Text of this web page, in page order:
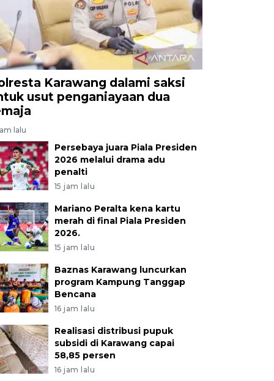
Karawang dalami saksi
usut penganiayaan dua
lalu
Persebaya juara Piala Presiden
2026 melalui drama adu
penalti
15 jam lalu
Mariano Peralta kena kartu
merah di final Piala Presiden
2026.
15 jam lalu
Baznas Karawang luncurkan
program Kampung Tanggap
Bencana
16 jam lalu
Realisasi distribusi pupuk
subsidi di Karawang capai
58,85 persen
16 jam lalu